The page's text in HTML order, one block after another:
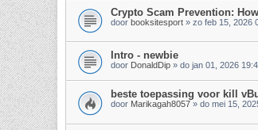
Crypto Scam Prevention:
door booksitesport » zo feb 15, 2026
Intro - newbie
door DonaldDip » do jan 01, 2026
beste toepassing voor kill
door Marikagah8057 » do mei 15,